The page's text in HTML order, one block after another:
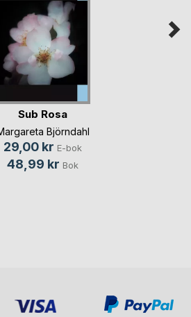
Sub Rosa
Björndahl
29,00 kr E-bok
48,99 kr Bok